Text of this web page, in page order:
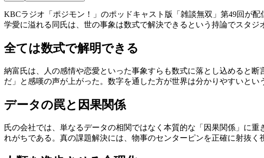
KBCラジオ「ポジモン！」のポッドキャスト版「雑談無双」第49回が
学愛に溢れる同氏は、世の事象は数式で解決できるという持論でスタジ
全ては数式で解明できる
納富氏は、人の感情や恋愛といった事象すらも数式に落とし込めると
だ」と感嘆の声が上がった。数字を通した方が世界は分かりやすいとい
データの罠と因果関係
氏の会社では、単なるデータの相関ではなく本質的な「因果関係」に
れがちである。真の課題解決には、物事のセンターピンを正確に射抜く